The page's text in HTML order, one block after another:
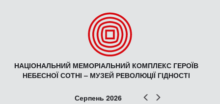
НАЦІОНАЛЬНИЙ МЕМОРІАЛЬНИЙ КОМПЛЕКС ГЕРОЇВ
НЕБЕСНОЇ СОТНІ – МУЗЕЙ РЕВОЛЮЦІЇ ГІДНОСТІ
Попер
Серпень 2026